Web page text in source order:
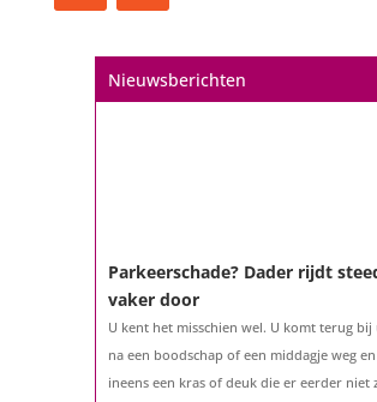
Nieuwsberichten
Parkeerschade? Dader rijdt
vaker door
U kent het misschien wel. U komt terug bij
na een boodschap of een middagje weg
ineens een kras of deuk die er eerder niet